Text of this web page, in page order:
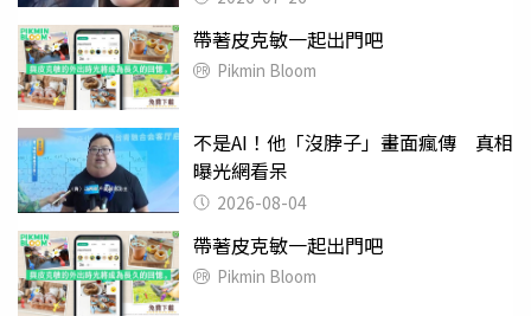
帶著皮克敏一起出門吧
Pikmin Bloom
不是AI！他「沒脖子」畫面瘋傳 真相
曝光網看呆
2026-08-04
帶著皮克敏一起出門吧
Pikmin Bloom